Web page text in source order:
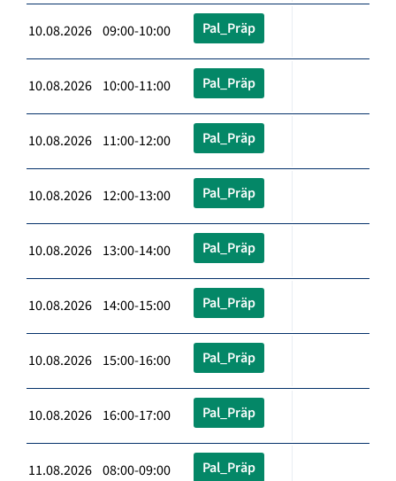
10.08.2026 09:00-10:00 Pal_Präp
10.08.2026 10:00-11:00 Pal_Präp
10.08.2026 11:00-12:00 Pal_Präp
10.08.2026 12:00-13:00 Pal_Präp
10.08.2026 13:00-14:00 Pal_Präp
10.08.2026 14:00-15:00 Pal_Präp
10.08.2026 15:00-16:00 Pal_Präp
10.08.2026 16:00-17:00 Pal_Präp
11.08.2026 08:00-09:00 Pal_Präp